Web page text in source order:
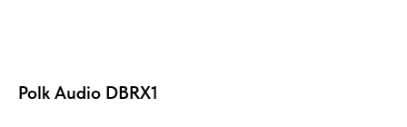
Polk Audio DBRX1